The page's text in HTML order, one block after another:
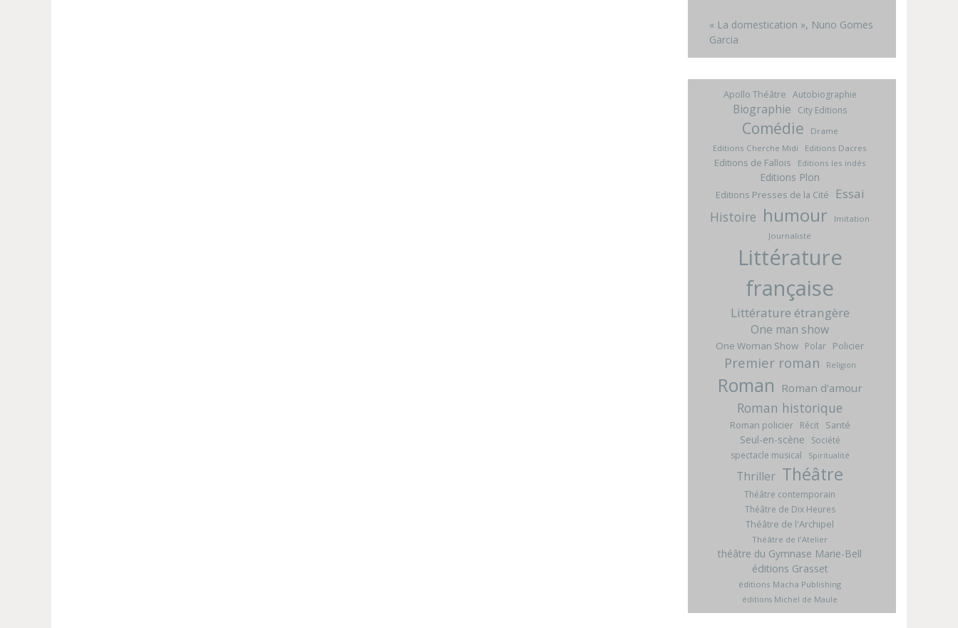
« La domestication », Nuno Gomes
Garcia
Apollo Théâtre Autobiographie
Biographie City Editions
Comédie
Drame
Editions Cherche Midi
Editions Dacres
Editions de Fallois Editions les indés
Editions Plon
Editions Presses de la Cité Essai
Histoire humour
Imitation
Journaliste
Littérature
française
Littérature étrangère
One man show
One Woman Show Polar Policier
Premier roman Religion
Roman Roman d'amour
Roman historique
Roman policier Récit Santé
Seul-en-scène
Société
spectacle musical
Spiritualité
Thriller Théâtre
Théâtre contemporain
Théâtre de Dix Heures
Théâtre de l'Archipel
Théâtre de l'Atelier
théâtre du Gymnase Marie-Bell
éditions Grasset
éditions Macha Publishing
éditions Michel de Maule